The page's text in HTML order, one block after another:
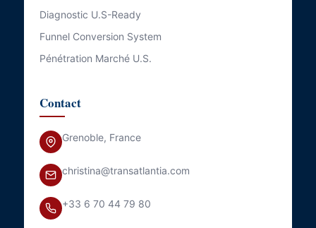
Diagnostic U.S-Ready
Funnel Conversion System
Pénétration Marché U.S.
Contact
Grenoble, France
christina@transatlantia.com
+33 6 70 44 79 80